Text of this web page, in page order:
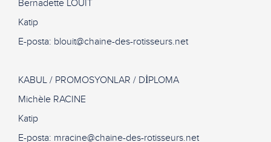
Bernadette LOUIT
Katip
E-posta: blouit@chaine-des-rotisseurs.net
KABUL / PROMOSYONLAR / DİPLOMA
Michèle RACINE
Katip
E-posta: mracine@chaine-des-rotisseurs.net